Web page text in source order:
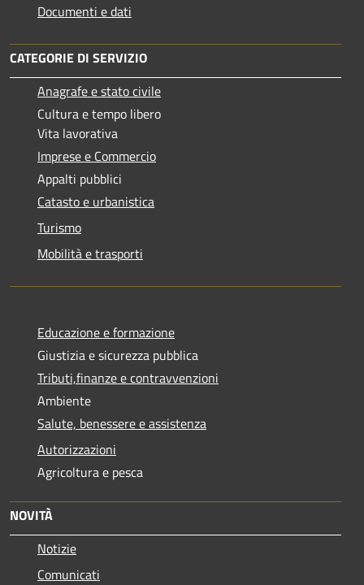
Documenti e dati
CATEGORIE DI SERVIZIO
Anagrafe e stato civile
Cultura e tempo libero
Vita lavorativa
Imprese e Commercio
Appalti pubblici
Catasto e urbanistica
Turismo
Mobilità e trasporti
Educazione e formazione
Giustizia e sicurezza pubblica
Tributi,finanze e contravvenzioni
Ambiente
Salute, benessere e assistenza
Autorizzazioni
Agricoltura e pesca
NOVITÀ
Notizie
Comunicati